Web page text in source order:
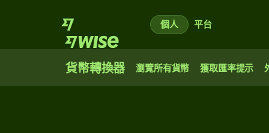
個人 平台
貨幣轉換器 瀏覽所有貨幣 獲取匯率提示